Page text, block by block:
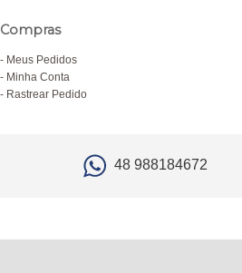
Compras
Meus Pedidos
Minha Conta
Rastrear Pedido
48 988184672